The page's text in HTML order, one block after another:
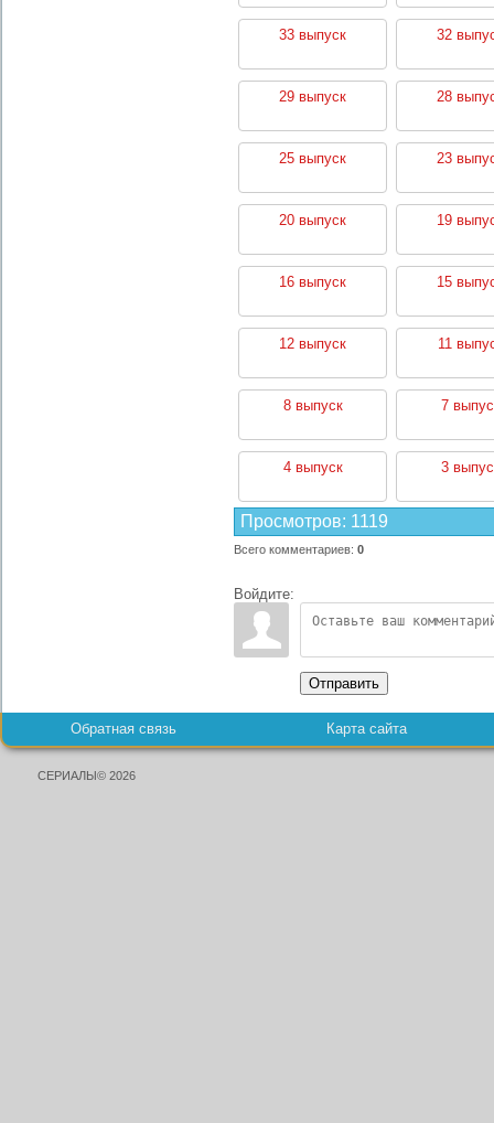
33 выпуск 32
29 выпуск 28
25 выпуск 23
20 выпуск 19
16 выпуск 15
12 выпуск 11
8 выпуск 7
4 выпуск 3
Просмотров: 1119
Всего комментариев: 0
Войдите:
Отправить
Обратная связь Карта сайта
СЕРИАЛЫ© 2026